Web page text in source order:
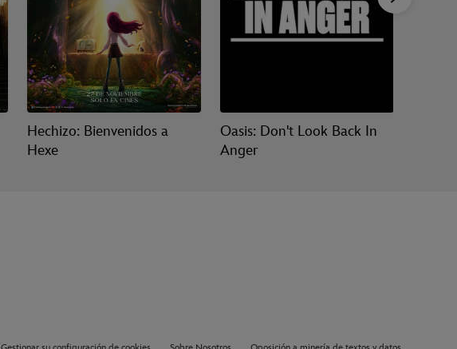
Hechizo: Bienvenidos a
Hexe
Oasis: Don't Look Back In
Anger